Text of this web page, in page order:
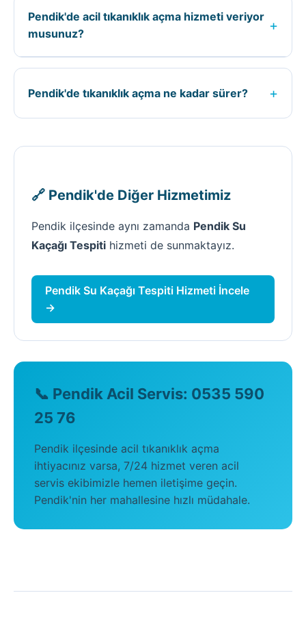
zorluğuna ve kullanılacak ekipmana göre
belirlenir. Kesin fiyat için ücretsiz keşif
yapıyoruz.
Pendik'de acil tıkanıklık açma hizmeti veriyor
musunuz?
+
Evet, Pendik ilçesinde 7/24 acil tıkanıklık açma
76 numaralı telefondan bize ulaşabilirsiniz.
Pendik'de tıkanıklık açma ne kadar sürer? +
Pendik'de tıkanıklık açma süresi; işin
🔗 Pendik'de Diğer Hizmetimiz
Pendik ilçesinde aynı zamanda Pendik Su
Kaçağı Tespiti hizmeti de sunmaktayız.
Pendik Su Kaçağı Tespiti Hizmeti İncele
→
📞 Pendik Acil Servis: 0535 590
25 76
Pendik ilçesinde acil tıkanıklık açma
ihtiyacınız varsa, 7/24 hizmet veren acil
servis ekibimizle hemen iletişime geçin.
Pendik'nin her mahallesine hızlı müdahale.